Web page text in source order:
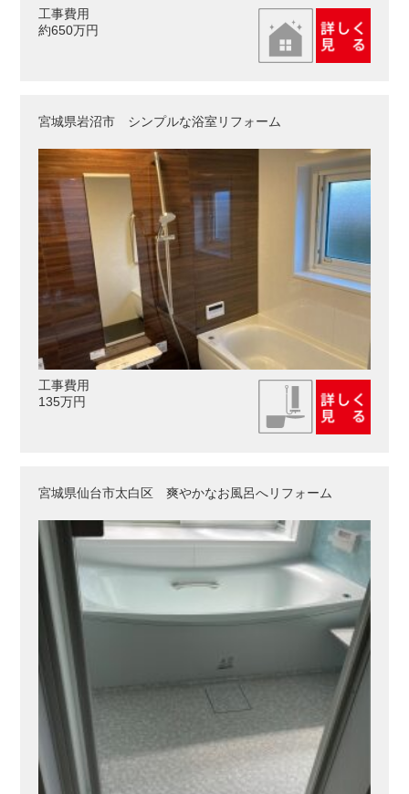
工事費用
約650万円
宮城県岩沼市 シンプルな浴室リフォーム
工事費用
135万円
宮城県仙台市太白区 爽やかなお風呂へリフォーム